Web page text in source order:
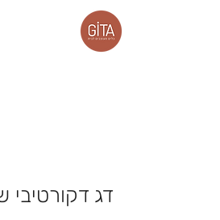
דג דקורטיבי